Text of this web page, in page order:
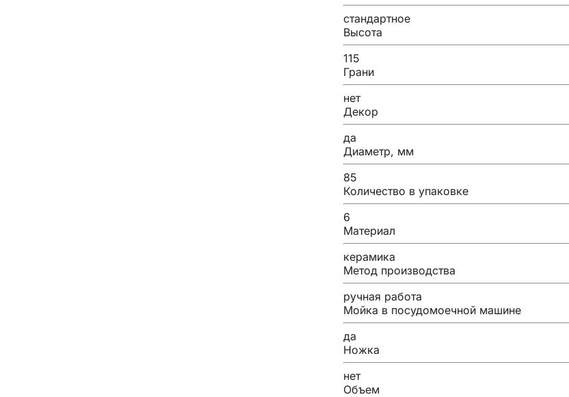
стандартное
Высота
115
Грани
нет
Декор
да
Диаметр, мм
85
Количество в упаковке
6
Материал
керамика
Метод производства
ручная работа
Мойка в посудомоечной машине
да
Ножка
нет
Объем